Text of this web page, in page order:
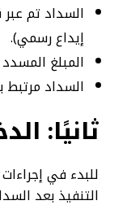
السداد تم
إيداع رسمي).
المبلغ
السداد مرتبط
ثانيًا:
للبدء في
التنفيذ بعد